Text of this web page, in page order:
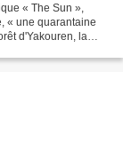
« The Sun »,
« une quarantaine
d'Yakouren, la